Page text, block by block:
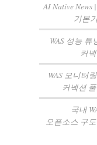
AI Native
기본
WAS 성능 튜
커
WAS 모니터
커넥션
국내
오픈소스 구